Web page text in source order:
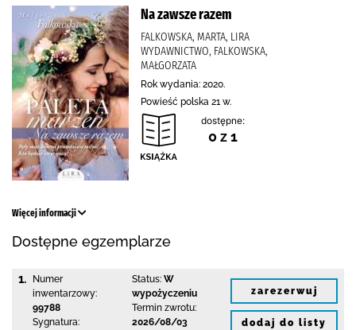
Na zawsze razem
FALKOWSKA, MARTA, LIRA
WYDAWNICTWO, FALKOWSKA,
MAŁGORZATA
Rok wydania: 2020.
Powieść polska 21 w.
dostępne:
0 z 1
Więcej informacji
Dostępne egzemplarze
1.
Numer
inwentarzowy:
99788
Sygnatura:
Status: W
wypożyczeniu
Termin zwrotu:
2026/08/03
zarezerwuj
dodaj do listy